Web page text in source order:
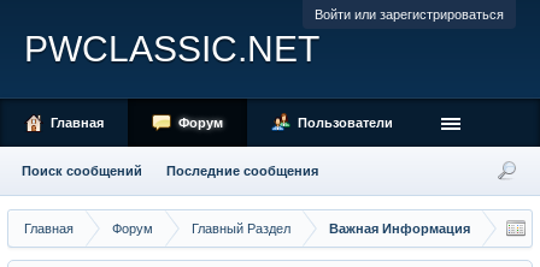
Войти или зарегистрироваться
Главная Форум Главный Раздел Важная Информация
PWCLASSIC.NET
Главная Форум
Поиск сообщений Последние сообщения
Пользователи